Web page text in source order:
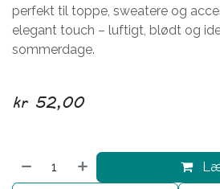
perfekt til toppe, sweatere og
elegant touch – luftigt, blødt og
sommerdage.
kr 52,00